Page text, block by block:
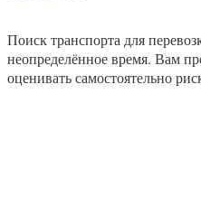
Поиск транспорта для
неопределённое время. Вам
оценивать самостоятельно